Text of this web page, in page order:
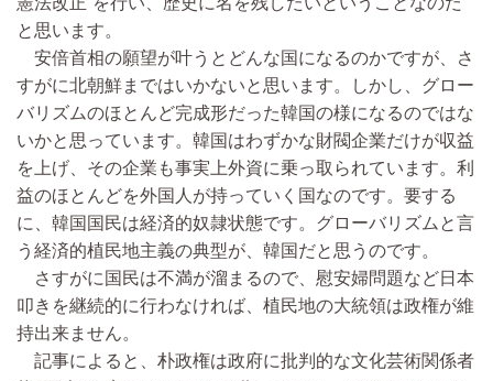
と思います。
安倍首相の願望が叶うとどんな国になるのかですが、さ
すがに北朝鮮まではいかないと思います。しかし、グロー
バリズムのほとんど完成形だった韓国の様になるのではな
いかと思っています。韓国はわずかな財閥企業だけが収益
を上げ、その企業も事実上外資に乗っ取られています。利
益のほとんどを外国人が持っていく国なのです。要する
に、韓国国民は経済的奴隷状態です。グローバリズムと言
う経済的植民地主義の典型が、韓国だと思うのです。
さすがに国民は不満が溜まるので、慰安婦問題など日本
叩きを継続的に行わなければ、植民地の大統領は政権が維
持出来ません。
記事によると、朴政権は政府に批判的な文化芸術関係者